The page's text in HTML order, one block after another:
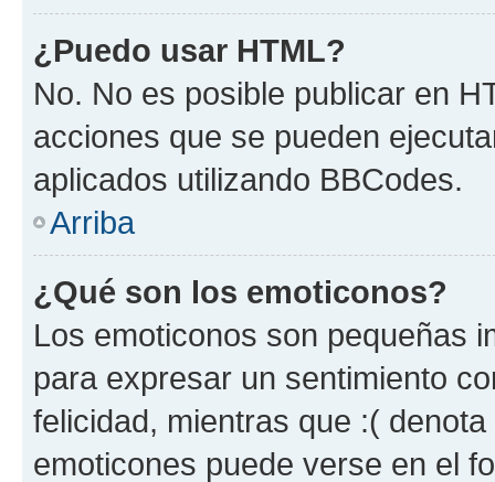
¿Puedo usar HTML?
No. No es posible publicar en
acciones que se pueden
aplicados utilizando BBCodes.
Arriba
¿Qué son los emoticonos?
Los emoticonos son pequeñas
para expresar un sentimiento
felicidad, mientras que :(
emoticones puede verse en el